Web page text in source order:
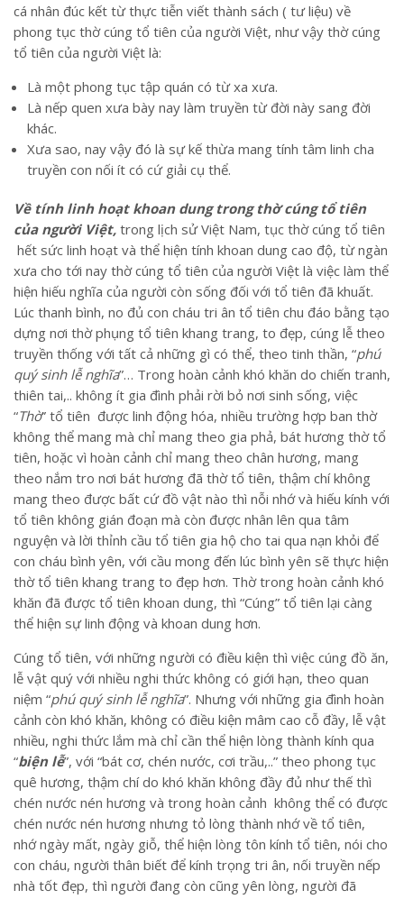
cá nhân đúc kết từ thực tiễn viết thành sách ( tư liệu) về
phong tục thờ cúng tổ tiên của người Việt, như vậy thờ cúng
tổ tiên của người Việt là:
Là một phong tục tập quán có từ xa xưa.
Là nếp quen xưa bày nay làm truyền từ đời này sang đời
khác.
Xưa sao, nay vậy đó là sự kế thừa mang tính tâm linh cha
truyền con nối ít có cứ giải cụ thể.
Về tính linh hoạt khoan dung trong thờ cúng tổ tiên
của người Việt, trong lịch sử Việt Nam, tục thờ cúng tổ tiên
hết sức linh hoạt và thể hiện tính khoan dung cao độ, từ ngàn
xưa cho tới nay thờ cúng tổ tiên của người Việt là việc làm thể
hiện hiếu nghĩa của người còn sống đối với tổ tiên đã khuất.
Lúc thanh bình, no đủ con cháu tri ân tổ tiên chu đáo bằng tạo
dựng nơi thờ phụng tổ tiên khang trang, to đẹp, cúng lễ theo
truyền thống với tất cả những gì có thể, theo tinh thần, “phú
quý sinh lễ nghĩa”… Trong hoàn cảnh khó khăn do chiến tranh,
thiên tai,.. không ít gia đình phải rời bỏ nơi sinh sống, việc
“Thờ” tổ tiên được linh động hóa, nhiều trường hợp ban thờ
không thể mang mà chỉ mang theo gia phả, bát hương thờ tổ
tiên, hoặc vì hoàn cảnh chỉ mang theo chân hương, mang
theo nắm tro nơi bát hương đã thờ tổ tiên, thậm chí không
mang theo được bất cứ đồ vật nào thì nỗi nhớ và hiếu kính với
tổ tiên không gián đoạn mà còn được nhân lên qua tâm
nguyện và lời thỉnh cầu tổ tiên gia hộ cho tai qua nạn khỏi để
con cháu bình yên, với cầu mong đến lúc bình yên sẽ thực hiện
thờ tổ tiên khang trang to đẹp hơn. Thờ trong hoàn cảnh khó
khăn đã được tổ tiên khoan dung, thì “Cúng” tổ tiên lại càng
thể hiện sự linh động và khoan dung hơn.
Cúng tổ tiên, với những người có điều kiện thì việc cúng đồ ăn,
lễ vật quý với nhiều nghi thức không có giới hạn, theo quan
niệm “phú quý sinh lễ nghĩa”. Nhưng với những gia đình hoàn
cảnh còn khó khăn, không có điều kiện mâm cao cỗ đầy, lễ vật
nhiều, nghi thức lắm mà chỉ cần thể hiện lòng thành kính qua
“biện lễ”, với “bát cơ, chén nước, cơi trầu,..” theo phong tục
quê hương, thậm chí do khó khăn không đầy đủ như thế thì
chén nước nén hương và trong hoàn cảnh không thể có được
chén nước nén hương nhưng tỏ lòng thành nhớ về tổ tiên,
nhớ ngày mất, ngày giỗ, thể hiện lòng tôn kính tổ tiên, nói cho
con cháu, người thân biết để kính trọng tri ân, nối truyền nếp
nhà tốt đẹp, thì người đang còn cũng yên lòng, người đã